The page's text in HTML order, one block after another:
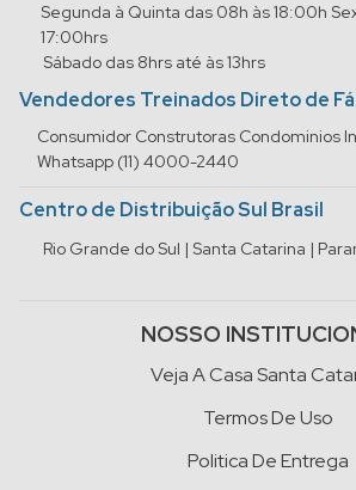
Segunda à Quinta das 08h às 18:00h
17:00hrs
Sábado das 8hrs até às 13hrs
Vendedores Treinados Direto de
Consumidor Construtoras Condominios
Whatsapp (11) 4000-2440
Centro de Distribuição Sul Brasil
Rio Grande do Sul | Santa Catarina |
NOSSO
Veja A Casa Santa
Termos De Uso
Politica De Entrega